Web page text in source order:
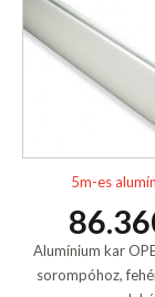
5m-es
Alumínium kar
sorompóhoz,